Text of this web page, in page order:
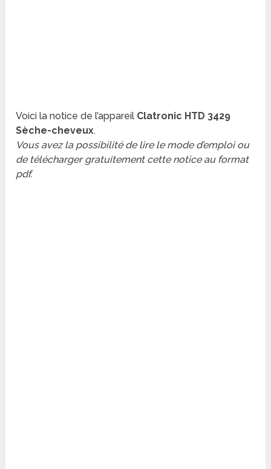
Voici la notice de l’appareil Clatronic HTD 3429
Sèche-cheveux.
Vous avez la possibilité de lire le mode d’emploi ou
de télécharger gratuitement cette notice au format
pdf.